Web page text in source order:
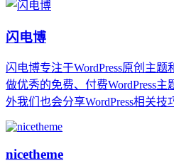
闪电博
闪电博专注于WordPress原创主
做优秀的免费、付费WordPress主
外我们也会分享WordPress相关技
nicetheme